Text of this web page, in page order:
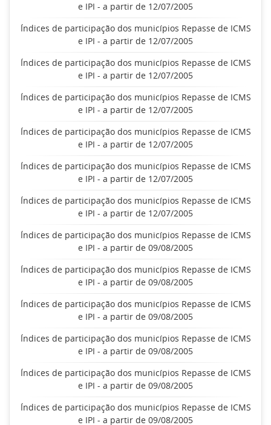
e IPI - a partir de 12/07/2005
Índices de participação dos municípios Repasse de ICMS
e IPI - a partir de 12/07/2005
Índices de participação dos municípios Repasse de ICMS
e IPI - a partir de 12/07/2005
Índices de participação dos municípios Repasse de ICMS
e IPI - a partir de 12/07/2005
Índices de participação dos municípios Repasse de ICMS
e IPI - a partir de 12/07/2005
Índices de participação dos municípios Repasse de ICMS
e IPI - a partir de 12/07/2005
Índices de participação dos municípios Repasse de ICMS
e IPI - a partir de 12/07/2005
Índices de participação dos municípios Repasse de ICMS
e IPI - a partir de 09/08/2005
Índices de participação dos municípios Repasse de ICMS
e IPI - a partir de 09/08/2005
Índices de participação dos municípios Repasse de ICMS
e IPI - a partir de 09/08/2005
Índices de participação dos municípios Repasse de ICMS
e IPI - a partir de 09/08/2005
Índices de participação dos municípios Repasse de ICMS
e IPI - a partir de 09/08/2005
Índices de participação dos municípios Repasse de ICMS
e IPI - a partir de 09/08/2005